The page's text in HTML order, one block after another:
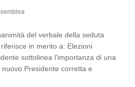
del verbale della seduta
in merito a: Elezioni
sottolinea l'importanza di una
Presidente corretta e